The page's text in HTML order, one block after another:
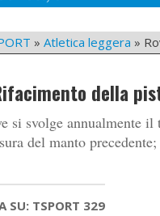
» Atletica leggera »
della
si svolge annualmente
del manto
SU: TSPORT 329